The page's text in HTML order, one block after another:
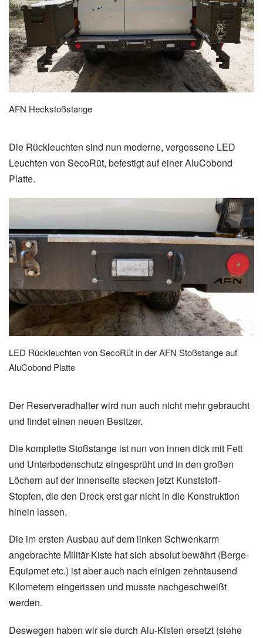
AFN Heckstoßstange
Die Rückleuchten sind nun moderne, vergossene LED
Leuchten von SecoRüt, befestigt auf einer AluCobond
Platte.
LED Rückleuchten von SecoRüt in der AFN Stoßstange auf
AluCobond Platte
Der Reserveradhalter wird nun auch nicht mehr gebraucht
und findet einen neuen Besitzer.
Die komplette Stoßstange ist nun von innen dick mit Fett
und Unterbodenschutz eingesprüht und in den großen
Löchern auf der Innenseite stecken jetzt Kunststoff-
Stopfen, die den Dreck erst gar nicht in die Konstruktion
hinein lassen.
Die im ersten Ausbau auf dem linken Schwenkarm
angebrachte Militär-Kiste hat sich absolut bewährt (Berge-
Equipmet etc.) ist aber auch nach einigen zehntausend
Kilometern eingerissen und musste nachgeschweißt
werden.
Deswegen haben wir sie durch Alu-Kisten ersetzt (siehe